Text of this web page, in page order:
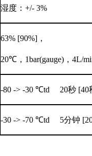
湿度：+/- 3%
63% [90%]，
20℃，1bar(gauge)，4L/
-80 -> -30 ℃td 20秒 [40
-30 -> -70 ℃td 5分钟